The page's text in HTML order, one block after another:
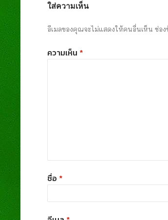
ใส่ความเห็น
อีเมลของคุณจะไม่แสดงให้คนอื่นเห็น ช่อ
ความเห็น *
ชื่อ *